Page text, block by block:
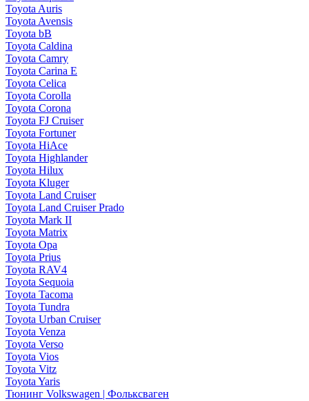
Toyota Auris
Toyota Avensis
Toyota bB
Toyota Caldina
Toyota Camry
Toyota Carina E
Toyota Celica
Toyota Corolla
Toyota Corona
Toyota FJ Cruiser
Toyota Fortuner
Toyota HiAce
Toyota Highlander
Toyota Hilux
Toyota Kluger
Toyota Land Cruiser
Toyota Land Cruiser Prado
Toyota Mark II
Toyota Matrix
Toyota Opa
Toyota Prius
Toyota RAV4
Toyota Sequoia
Toyota Tacoma
Toyota Tundra
Toyota Urban Cruiser
Toyota Venza
Toyota Verso
Toyota Vios
Toyota Vitz
Toyota Yaris
Тюнинг Volkswagen | Фольксваген